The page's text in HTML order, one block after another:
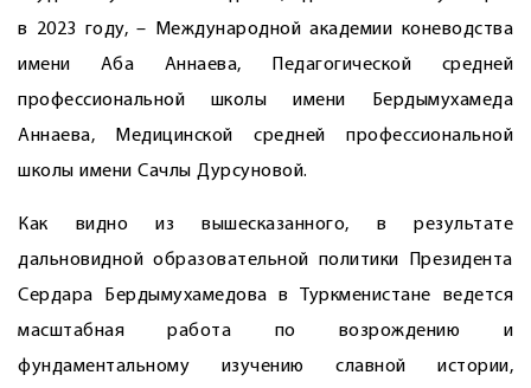
в 2023 году, – Международной академии коневодства
имени Аба Аннаева, Педагогической средней
профессиональной школы имени Бердымухамеда
Аннаева, Медицинской средней профессиональной
школы имени Сачлы Дурсуновой.
Как видно из вышесказанного, в результате
дальновидной образовательной политики Президента
Сердара Бердымухамедова в Туркменистане ведется
масштабная работа по возрождению и
фундаментальному изучению славной истории,